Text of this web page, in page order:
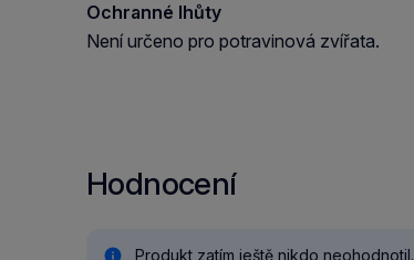
Ochranné lhůty
Není určeno pro potravinová zvířata.
Hodnocení
Produkt zatím ještě nikdo neohodnotil.